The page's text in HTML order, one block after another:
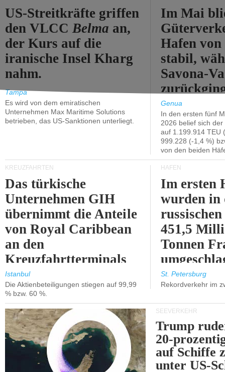
US-Streitkräfte griffen
den VLCCBelma an,
der Kurs auf die
iranische Insel Kharg
nahm.
Tampa
Es wird von dem emiratischen
Unternehmen Max Maritime Solutions
betrieben, das US-Sanktionen unterliegt.
Im Mai
Hafen von
stabil,
Savona-
Genua
In den ersten fünf
2026 belief sich
auf 1.199.914 TEU
999.228 (-1,4 %)
von den beiden
KREUZFAHRTEN
Das türkische
Unternehmen GIH
übernimmt die Anteile
von Royal Caribbean
an den
Kreuzfahrtterminals
in Kusadasi und
Lissabon.
Istanbul
Die Aktienbeteiligungen stiegen auf 99,99
% bzw. 60 %.
HÄFEN
Im ersten
wurden in
451,5
Tonnen
%).
St. Petersburg
Rekordverkehr im
SEEVERKEHR
Trump
20-
auf Schiffe
unter US-